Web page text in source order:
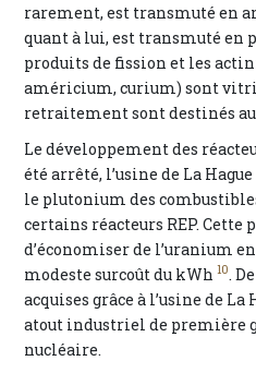
rarement, est transmuté en
quant à lui, est transmuté en
produits de fission et les
américium, curium) sont
retraitement sont destinés au
Le développement des
été arrêté, l’usine de La
le plutonium des
certains réacteurs REP. Cette
d’économiser de l’uranium
modeste surcoût du kWh 10.
acquises grâce à l’usine de
atout industriel de première
nucléaire.